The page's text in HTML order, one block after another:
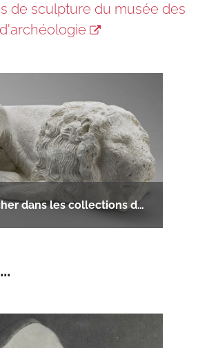
de sculpture du musée des
Rechercher dans les collections de sculpture du musée des beaux-arts et d'archéologie